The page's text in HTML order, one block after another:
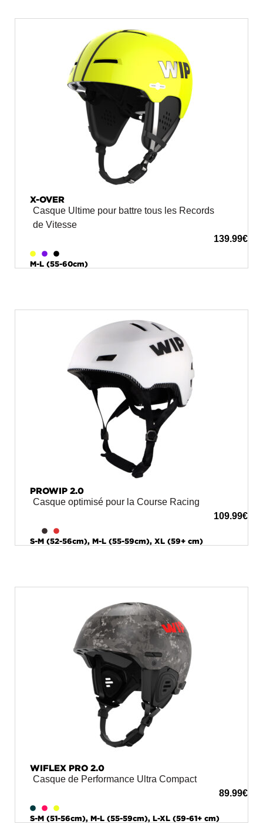
X-OVER
Casque Ultime pour battre tous les Records
de Vitesse
139.99€
M-L (55-60cm)
PROWIP 2.0
Casque optimisé pour la Course Racing
109.99€
S-M (52-56cm), M-L (55-59cm), XL (59+ cm)
WIFLEX PRO 2.0
Casque de Performance Ultra Compact
89.99€
S-M (51-56cm), M-L (55-59cm), L-XL (59-61+ cm)